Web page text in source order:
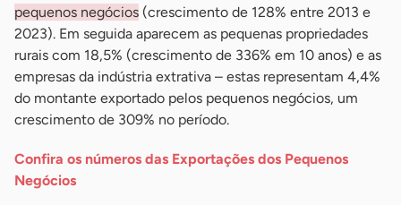
pequenos negócios (crescimento de 128% entre 2013 e
2023). Em seguida aparecem as pequenas propriedades
rurais com 18,5% (crescimento de 336% em 10 anos) e as
empresas da indústria extrativa – estas representam 4,4%
do montante exportado pelos pequenos negócios, um
crescimento de 309% no período.
Confira os números das Exportações dos Pequenos
Negócios